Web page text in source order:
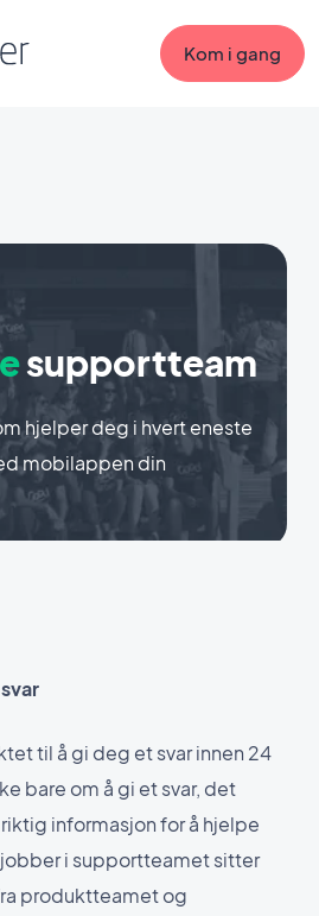
Kom i gang
supportteam
hjelper deg i hvert eneste
mobilappen din
til å gi deg et svar innen 24
bare om å gi et svar, det
informasjon for å hjelpe
i supportteamet sitter
produktteamet og